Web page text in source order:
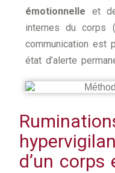
émotionnelle et
internes du corps
communication est
état d’alerte
d’un corps